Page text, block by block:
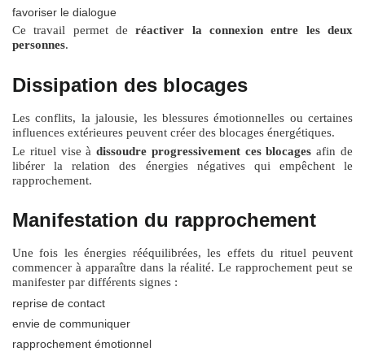
favoriser le dialogue
Ce travail permet deréactiver la connexion entre les deux
personnes.
Dissipation des blocages
Les conflits, la jalousie, les blessures émotionnelles ou certaines
influences extérieures peuvent créer des blocages énergétiques.
Le rituel vise àdissoudre progressivement ces blocages afin de
libérer la relation des énergies négatives qui empêchent le
rapprochement.
Manifestation du rapprochement
Une fois les énergies rééquilibrées, les effets du rituel peuvent
commencer à apparaître dans la réalité. Le rapprochement peut se
manifester par différents signes :
reprise de contact
envie de communiquer
rapprochement émotionnel